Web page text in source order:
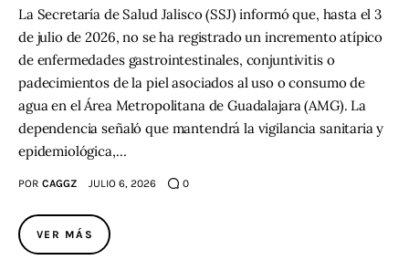
La Secretaría de Salud Jalisco (SSJ) informó que, hasta el 3
de julio de 2026, no se ha registrado un incremento atípico
de enfermedades gastrointestinales, conjuntivitis o
padecimientos de la piel asociados al uso o consumo de
agua en el Área Metropolitana de Guadalajara (AMG). La
dependencia señaló que mantendrá la vigilancia sanitaria y
epidemiológica,…
POR CAGGZ JULIO 6, 2026 0
VER MÁS